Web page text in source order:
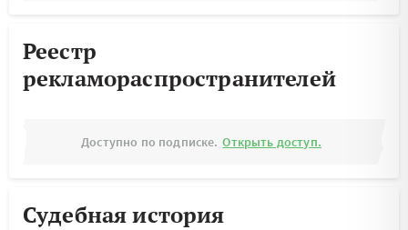
Реестр
рекламораспространителей
Доступно по подписке. Открыть доступ.
Судебная история